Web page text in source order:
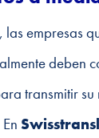
las empresas
deben
transmitir